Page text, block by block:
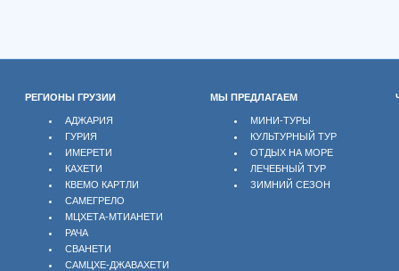
РЕГИОНЫ ГРУЗИИ МЫ ПРЕДЛАГАЕМ
АДЖАРИЯ
ГУРИЯ
ИМЕРЕТИ
КАХЕТИ
КВЕМО КАРТЛИ
САМЕГРЕЛО
МЦХЕТА-МТИАНЕТИ
РАЧА
СВАНЕТИ
САМЦХЕ-ДЖАВАХЕТИ
МИНИ-ТУРЫ
КУЛЬТУРНЫЙ ТУР
ОТДЫХ НА МОРЕ
ЛЕЧЕБНЫЙ ТУР
ЗИМНИЙ СЕЗОН